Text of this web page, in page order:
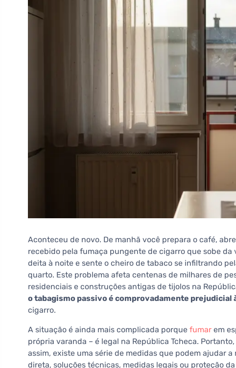
Aconteceu de novo. De manhã você prepara o café,
recebido pela fumaça pungente de cigarro que sobe
deita à noite e sente o cheiro de tabaco se infiltrando
quarto. Este problema afeta centenas de milhares de
residenciais e construções antigas de tijolos na
o tabagismo passivo é comprovadamente prejudicial
cigarro.
A situação é ainda mais complicada porque fumar em
própria varanda – é legal na República Tcheca.
assim, existe uma série de medidas que podem ajudar
direta, soluções técnicas, medidas legais ou proteção